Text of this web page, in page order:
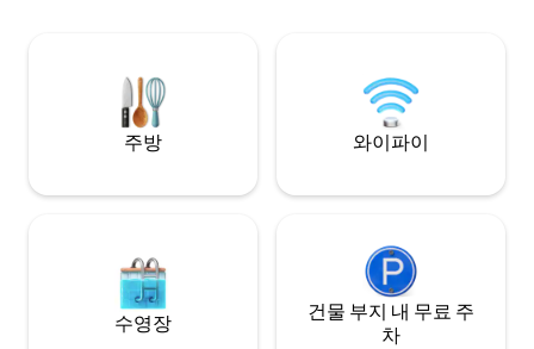
trânsito em negócios Casais Quem
valoriza bom sono
주방 와이파이
수영장
건물 부지 내 무료 주
차